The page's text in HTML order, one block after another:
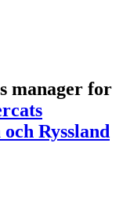
manager for
Ryssland